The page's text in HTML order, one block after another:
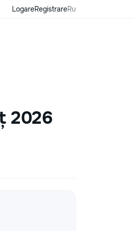
LogareRegistrareRu
2026